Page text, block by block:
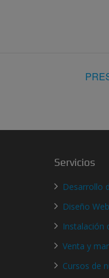
Servicios
Desarrollo
Diseño Web
Instalación
Venta y
Cursos de